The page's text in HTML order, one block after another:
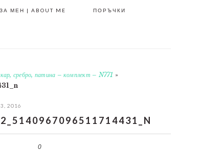
ЗА МЕН | ABOUT ME ПОРЪЧКИ
сребро, патина – комплект – N771 »
2016
0